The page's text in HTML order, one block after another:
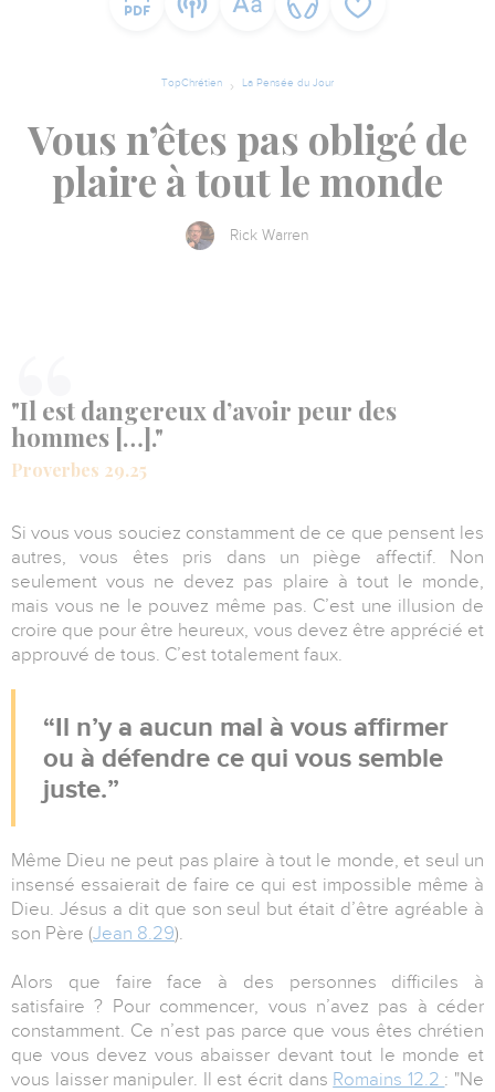
TopChrétien La Pensée du Jour
Vous n’êtes pas obligé de
plaire à tout le monde
Rick Warren
"Il est dangereux d’avoir peur des
hommes […]."
Proverbes 29.25
Si vous vous souciez constamment de ce que pensent les
autres, vous êtes pris dans un piège affectif. Non
seulement vous ne devez pas plaire à tout le monde,
mais vous ne le pouvez même pas. C’est une illusion de
croire que pour être heureux, vous devez être apprécié et
approuvé de tous. C’est totalement faux.
Il n’y a aucun mal à vous affirmer
ou à défendre ce qui vous semble
juste.
Même Dieu ne peut pas plaire à tout le monde, et seul un
insensé essaierait de faire ce qui est impossible même à
Dieu. Jésus a dit que son seul but était d’être agréable à
son Père (Jean 8.29).
Alors que faire face à des personnes difficiles à
satisfaire ? Pour commencer, vous n’avez pas à céder
constamment. Ce n’est pas parce que vous êtes chrétien
que vous devez vous abaisser devant tout le monde et
vous laisser manipuler. Il est écrit dans Romains 12.2 : "Ne